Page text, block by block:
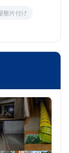
敷片付け